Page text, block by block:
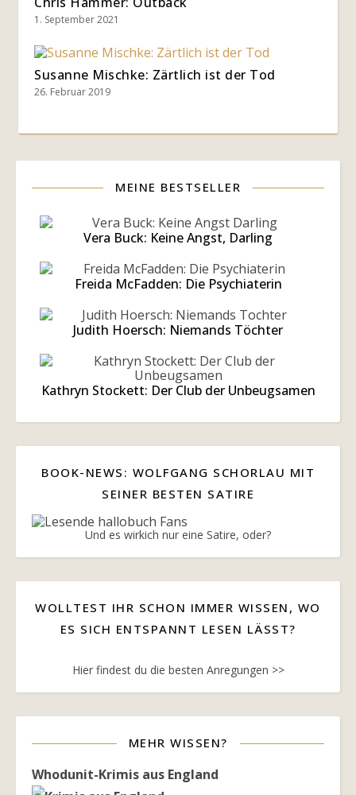
1. September 2021
Susanne Mischke: Zärtlich ist der Tod
26. Februar 2019
MEINE BESTSELLER
Vera Buck: Keine Angst, Darling
Freida McFadden: Die Psychiaterin
Judith Hoersch: Niemands Töchter
Kathryn Stockett: Der Club der Unbeugsamen
BOOK-NEWS: WOLFGANG SCHORLAU MIT
SEINER BESTEN SATIRE
Und es wirkich nur eine Satire, oder?
WOLLTEST IHR SCHON IMMER WISSEN, WO
ES SICH ENTSPANNT LESEN LÄSST?
Hier findest du die besten Anregungen >>
MEHR WISSEN?
Whodunit-Krimis aus England